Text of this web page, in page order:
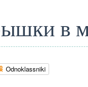
в
Odnoklassniki